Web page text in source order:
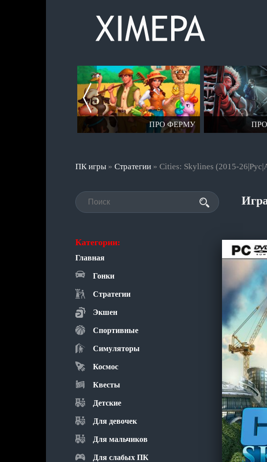
ПРО ФЕРМУ
ПК игры » Стратегии » Cities: Skylines (2015-
Категории:
Главная
Гонки
Стратегии
Экшен
Спортивные
Симуляторы
Космос
Квесты
Детские
Для девочек
Для мальчиков
Для слабых ПК